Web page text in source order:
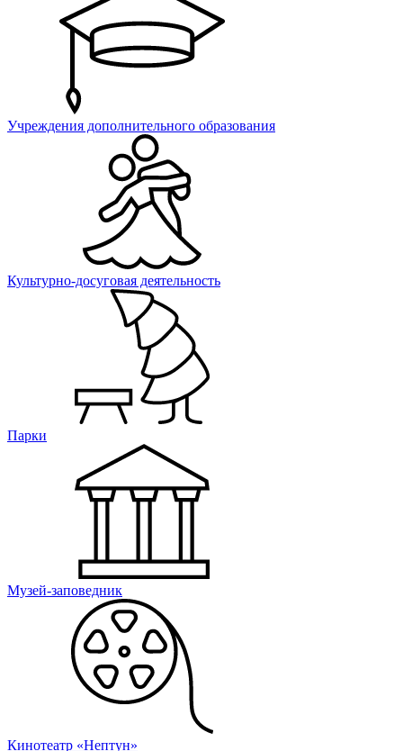
Учреждения дополнительного образования
Культурно-досуговая деятельность
Парки
Музей-заповедник
Кинотеатр «Нептун»